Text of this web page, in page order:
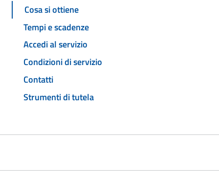
Cosa si ottiene
Tempi e scadenze
Accedi al servizio
Condizioni di servizio
Contatti
Strumenti di tutela